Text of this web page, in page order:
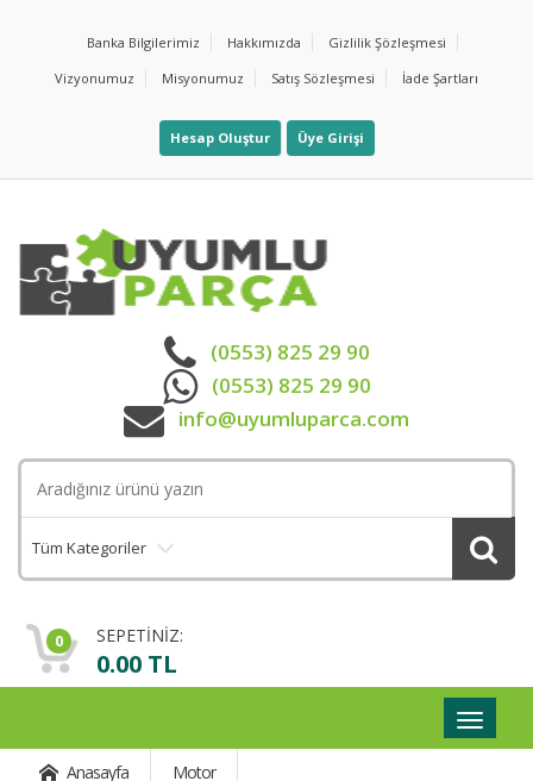
Banka Bilgilerimiz Hakkımızda
Gizlilik Şözleşmesi
Vizyonumuz
Misyonumuz Satış Sözleşmesi İade Şartları
Hesap Oluştur Üye Girişi
(0553) 825 29 90
(0553) 825 29 90
info@uyumluparca.com
Tüm Kategoriler
0 SEPETİNİZ:
0.00 TL
Geçişli
Anasayfa
Motor